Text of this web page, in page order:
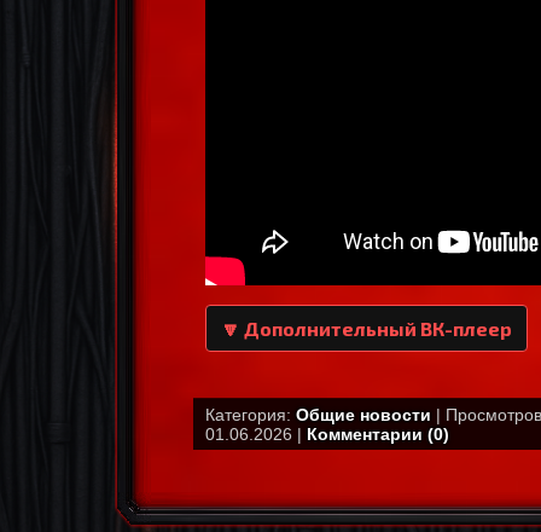
🔽 Дополнительный ВК-плеер
Категория: Общие новости |
01.06.2026 | Комментарии (0)